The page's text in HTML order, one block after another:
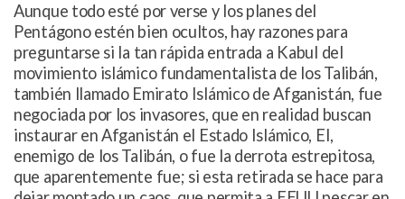
Aunque todo esté por verse y los planes del
Pentágono estén bien ocultos, hay razones para
preguntarse si la tan rápida entrada a Kabul del
movimiento islámico fundamentalista de los Talibán,
también llamado Emirato Islámico de Afganistán, fue
negociada por los invasores, que en realidad buscan
instaurar en Afganistán el Estado Islámico, EI,
enemigo de los Talibán, o fue la derrota estrepitosa,
que aparentemente fue; si esta retirada se hace para